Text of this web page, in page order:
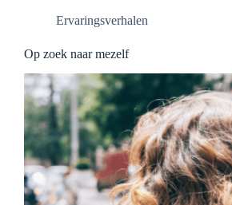
Ervaringsverhalen
Op zoek naar mezelf